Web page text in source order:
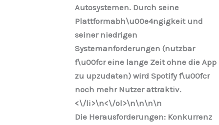
Autosystemen. Durch seine
Plattformabh\u00e4ngigkeit und
seiner niedrigen
Systemanforderungen (nutzbar
f\u00fcr eine lange Zeit ohne die App
zu upzudaten) wird Spotify f\u00fcr
noch mehr Nutzer attraktiv.
<\/li>\n<\/ol>\n\n\n\n
Die Herausforderungen: Konkurrenz